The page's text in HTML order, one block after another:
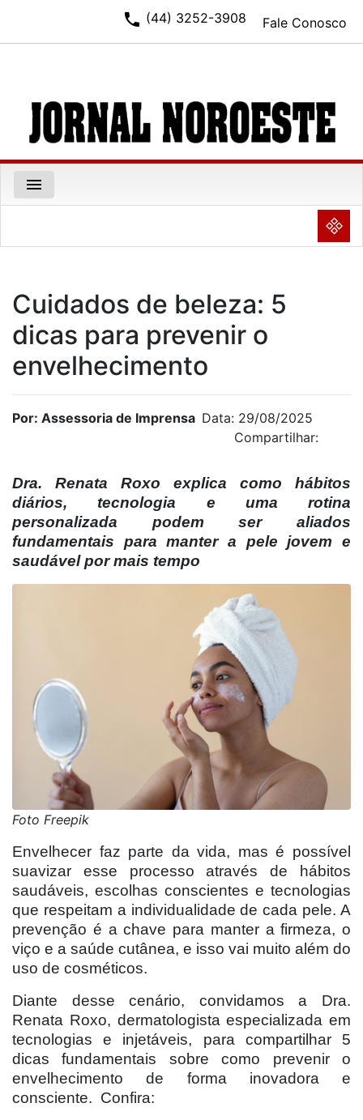
Fale Conosco
phone (44) 3252-3908
menu
NULL
Cuidados de beleza: 5
dicas para prevenir o
envelhecimento
Por: Assessoria de Imprensa Data: 29/08/2025
Compartilhar:
Dra. Renata Roxo explica como hábitos
diários, tecnologia e uma rotina
personalizada podem ser aliados
fundamentais para manter a pele jovem e
saudável por mais tempo
Foto Freepik
Envelhecer faz parte da vida, mas é possível
suavizar esse processo através de hábitos
saudáveis, escolhas conscientes e tecnologias
que respeitam a individualidade de cada pele. A
prevenção é a chave para manter a firmeza, o
viço e a saúde cutânea, e isso vai muito além do
uso de cosméticos.
Diante desse cenário, convidamos a Dra.
Renata Roxo, dermatologista especializada em
tecnologias e injetáveis, para compartilhar 5
dicas fundamentais sobre como prevenir o
envelhecimento de forma inovadora e
consciente. Confira: